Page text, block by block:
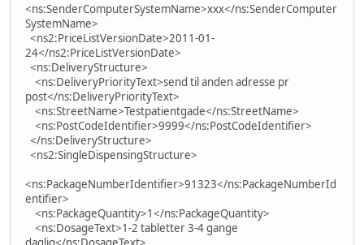
<ns:SenderComputerSystemName>xxx</ns:SenderComputer
SystemName>
<ns2:PriceListVersionDate>2011-01-
24</ns2:PriceListVersionDate>
<ns:DeliveryStructure>
<ns:DeliveryPriorityText>send til anden adresse pr
post</ns:DeliveryPriorityText>
<ns:StreetName>Testpatientgade</ns:StreetName>
<ns:PostCodeIdentifier>9999</ns:PostCodeIdentifier>
</ns:DeliveryStructure>
<ns2:SingleDispensingStructure>
<ns:PackageNumberIdentifier>91323</ns:PackageNumberId
entifier>
<ns:PackageQuantity>1</ns:PackageQuantity>
<ns:DosageText>1-2 tabletter 3-4 gange